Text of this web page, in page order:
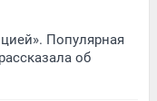
Популярная
об